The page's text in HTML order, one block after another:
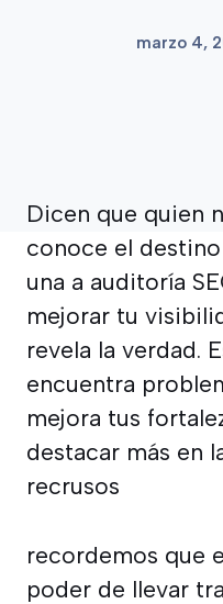
marzo 4,
Dicen que quien
conoce el
una a auditoría
mejorar tu
revela la verdad.
encuentra
mejora tus
destacar más en
recrusos
recordemos que
poder de llevar